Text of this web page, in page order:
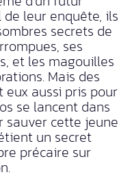
leur enquête, ils
secrets de
ses
et les magouilles
Mais des
aussi pris pour
se lancent dans
sauver cette jeune
un secret
précaire sur